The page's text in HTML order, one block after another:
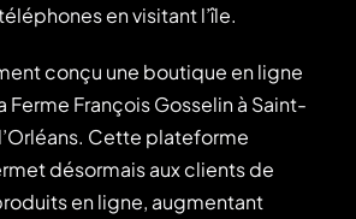
en visitant l’île.
conçu une boutique en ligne
François Gosselin à Saint-
Cette plateforme
désormais aux clients de
en ligne, augmentant